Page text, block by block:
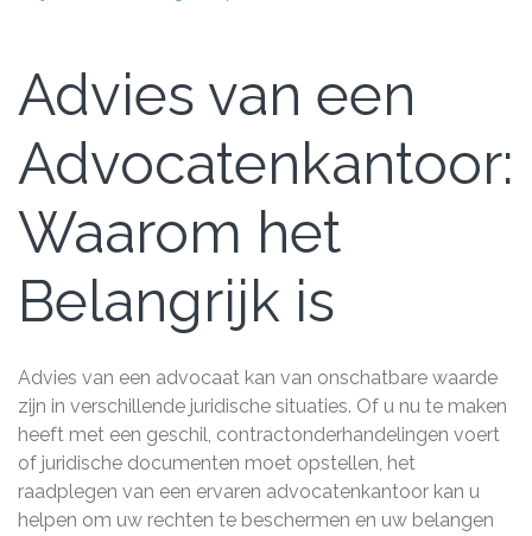
Advies van een
Advocatenkantoor:
Waarom het
Belangrijk is
Advies van een advocaat kan van onschatbare waarde
zijn in verschillende juridische situaties. Of u nu te maken
heeft met een geschil, contractonderhandelingen voert
of juridische documenten moet opstellen, het
raadplegen van een ervaren advocatenkantoor kan u
helpen om uw rechten te beschermen en uw belangen